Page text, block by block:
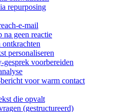
repurposing
e-mail
geen reactie
ontkrachten
personaliseren
gesprek voorbereiden
voor warm contact
die opvalt
(gestructureerd)